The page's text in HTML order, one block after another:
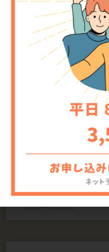
関連記事
どこでもスキ
現在、当スペース内
READ MORE »
2026年5月28日